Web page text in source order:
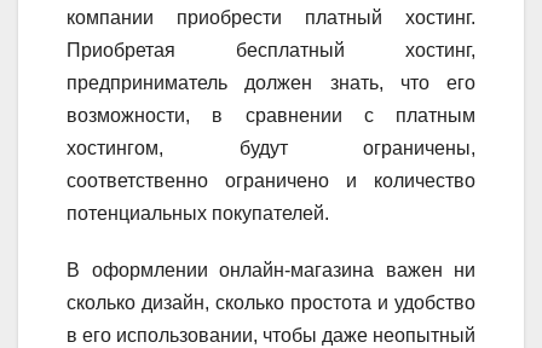
компании приобрести платный хостинг.
Приобретая бесплатный хостинг,
предприниматель должен знать, что его
возможности, в сравнении с платным
хостингом, будут ограничены,
соответственно ограничено и количество
потенциальных покупателей.
В оформлении онлайн-магазина важен ни
сколько дизайн, сколько простота и удобство
в его использовании, чтобы даже неопытный